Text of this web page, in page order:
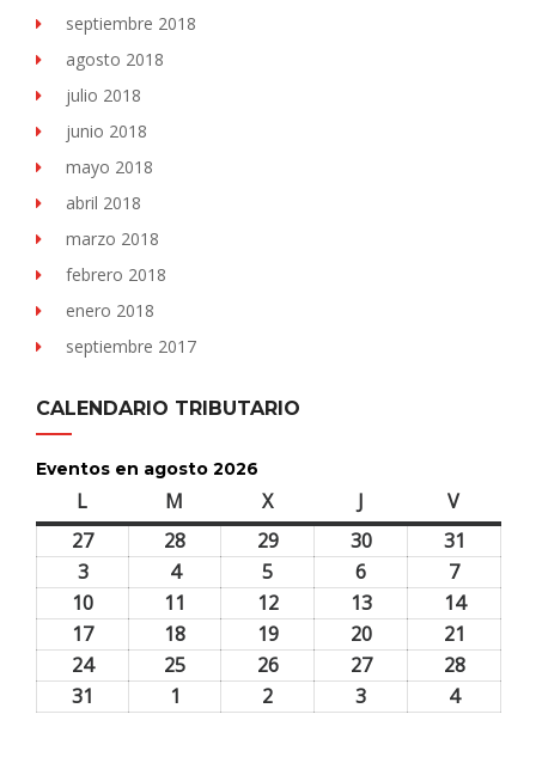
septiembre 2018
agosto 2018
julio 2018
junio 2018
mayo 2018
abril 2018
marzo 2018
febrero 2018
enero 2018
septiembre 2017
CALENDARIO TRIBUTARIO
Eventos en agosto 2026
L M Xmiércoles J Vviernes
2727
28 2929
2026
3030
2026
31
2026
33
agosto,
2026
44
agosto,
2026
5
agosto,
2026
6
agosto,
2026
77
agosto,
2026
10
agosto,
2026
11 1212
agosto,
2026
1313
agosto,
2026
1414
2026
1717
agosto,
18 1919
agosto,
2020
agosto,
21
agosto,
2424
25 2626
2727
2828
31 1 2 3 44